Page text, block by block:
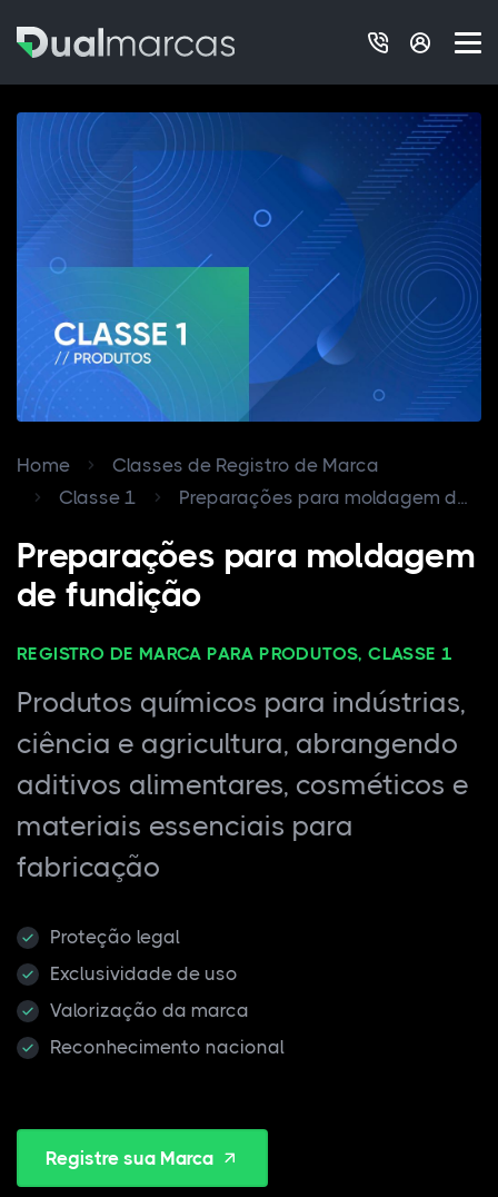
Home
Classes de Registro de Marca
Classe 1
Preparações para moldagem d...
Preparações para moldagem
de fundição
REGISTRO DE MARCA PARA PRODUTOS, CLASSE 1
Produtos químicos para indústrias,
ciência e agricultura, abrangendo
aditivos alimentares, cosméticos e
materiais essenciais para
fabricação
Proteção legal
Exclusividade de uso
Valorização da marca
Reconhecimento nacional
Registre sua Marca